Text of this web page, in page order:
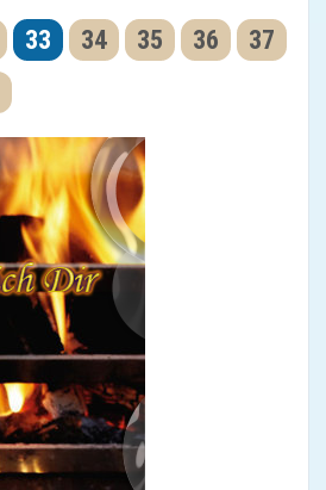
33 34 35 36 37